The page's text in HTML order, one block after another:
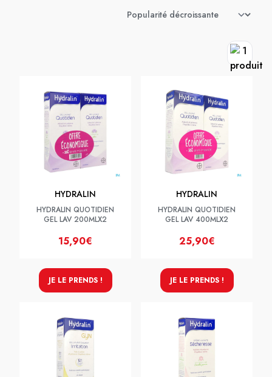
HYDRALIN
HYDRALIN QUOTIDIEN
GEL LAV 200MLX2
15,90€
JE LE PRENDS !
HYDRALIN
HYDRALIN QUOTIDIEN
GEL LAV 400MLX2
25,90€
JE LE PRENDS !